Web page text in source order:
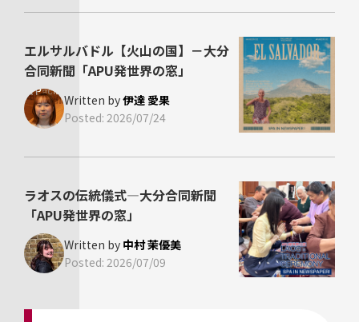
エルサルバドル【火山の国】－大分
合同新聞「APU発世界の窓」
Written by伊達 愛果
Posted: 2026/07/24
ラオスの伝統儀式―大分合同新聞
「APU発世界の窓」
Written by 中村 茉優美
Posted: 2026/07/09